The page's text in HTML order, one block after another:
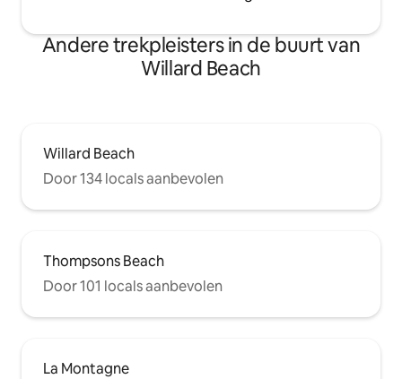
Andere trekpleisters in de buurt van
Willard Beach
Willard Beach
Door 134 locals aanbevolen
Thompsons Beach
Door 101 locals aanbevolen
La Montagne